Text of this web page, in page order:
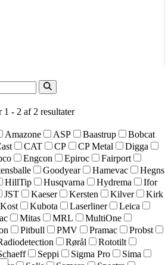
1 - 2 af 2 resultater
Amazone ASP Baastrup
Bobcat
CAT CP CP Metal
Digga
Engcon Epiroc
Fairport
Goodyear Hamevac
Hegns
HillTip Husqvarna Hydrema
Ifor
JST Kaeser Kersten Kilver
Kirk
Kost Kubota Laserliner
Leica
Mitas MRL
MultiOne
Pitbull PMV Pramac
Probst
Rørål
Rototilt
Seppi Sigma Pro
Sima